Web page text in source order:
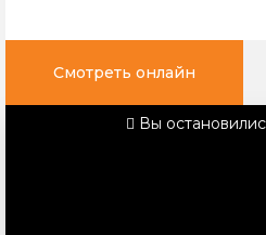
Смотреть онлайн
Вы